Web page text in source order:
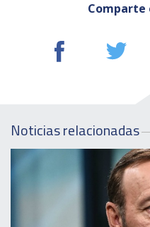
Comparte
Noticias relacionadas